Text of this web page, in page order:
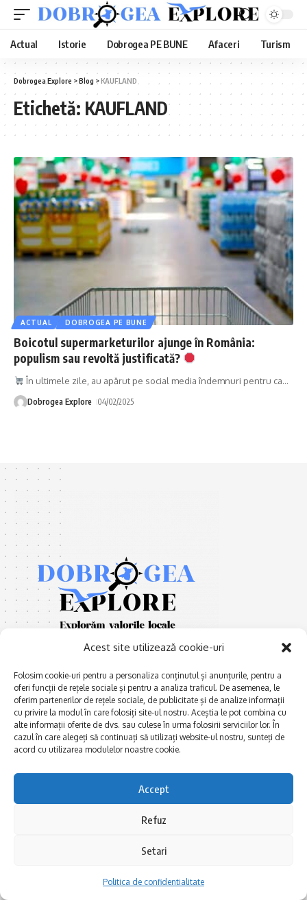
Acest site utilizează cookie-uri
Folosim cookie-uri pentru a personaliza conținutul și anunțurile, pentru a
oferi funcții de rețele sociale și pentru a analiza traficul. De asemenea, le
oferim partenerilor de rețele sociale, de publicitate și de analize informații
cu privire la modul în care folosiți site-ul nostru. Aceștia le pot combina cu
alte informații oferite de dvs. sau culese în urma folosirii serviciilor lor. În
cazul în care alegeți să continuați să utilizați website-ul nostru, sunteți de
acord cu utilizarea modulelor noastre cookie.
Accept
Refuz
Setari
Politica de confidentialitate
Actual Istorie Dobrogea PE BUNE Afaceri Turism
Dobrogea Explore >Blog >KAUFLAND
Etichetă: KAUFLAND
ACTUAL DOBROGEA PE BUNE
Boicotul supermarketurilor ajunge în România:
populism sau revoltă justificată?
În ultimele zile, au apărut pe social media îndemnuri pentru ca…
Dobrogea Explore 04/02/2025
E xplorăm Dobrogea,
Explorăm valorile locale:
Deltă, Litoral, cele mai mari
lacuri, cele mai vechi orașe,
multe etnii, CELE MAI
Afaceri și meșteșuguri
Actualitate
La Drum cu Ada